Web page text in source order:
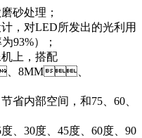
砂处理；
，对LED所发出的光利用
）；
，搭配
8MM、
部空间，和75、60、
30度、45度、60度、90